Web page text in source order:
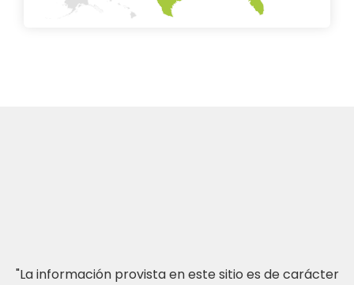
"La información provista en este sitio es de carácter